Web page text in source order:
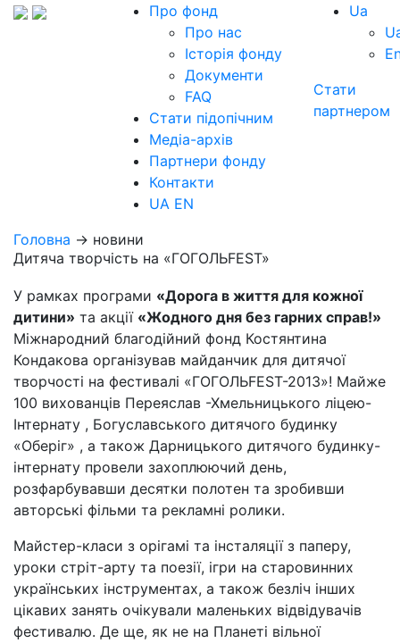
Про фонд
Про нас
Історія фонду
Документи
FAQ
Стати підопічним
Медіа-архів
Партнери фонду
Контакти
UA EN
Ua
Стати
партнером
Головна → новини
Дитяча творчість на «ГОГОЛЬFEST»
У рамках програми «Дорога в життя для кожної
дитини» та акції «Жодного дня без гарних справ!»
Міжнародний благодійний фонд Костянтина
Кондакова організував майданчик для дитячої
творчості на фестивалі «ГОГОЛЬFEST-2013»! Майже
100 вихованців Переяслав -Хмельницького ліцею-
Інтернату , Богуславського дитячого будинку
«Оберіг» , а також Дарницького дитячого будинку-
інтернату провели захоплюючий день,
розфарбувавши десятки полотен та зробивши
авторські фільми та рекламні ролики.
Майстер-класи з орігамі та інсталяції з паперу,
уроки стріт-арту та поезії, ігри на старовинних
українських інструментах, а також безліч інших
цікавих занять очікували маленьких відвідувачів
фестивалю. Де ще, як не на Планеті вільної